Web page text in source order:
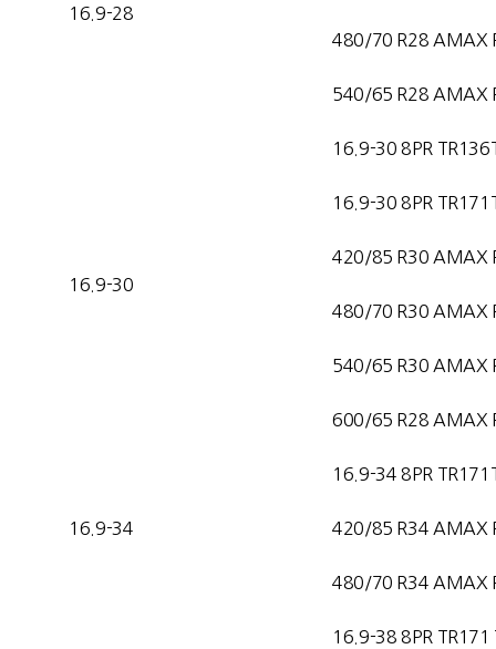
16.9-28
480/70 R28 AMAX
540/65 R28 AMAX
16.9-30
16.9-30 8PR
16.9-30 8PR
420/85 R30 AMAX
480/70 R30 AMAX
540/65 R30 AMAX
600/65 R28 AMAX
16.9-34
16.9-34 8PR
420/85 R34 AMAX
480/70 R34 AMAX
16.9-38 8PR TR171